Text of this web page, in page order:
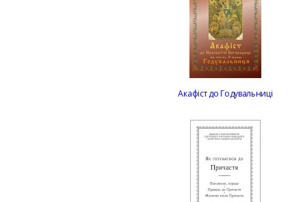
Акафіст до Годувальниці